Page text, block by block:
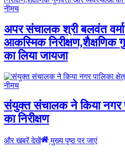
नीमच
अपर संचालक श्री बलवंत वर्मा
आकस्मिक निरीक्षण,शैक्षणिक
का लिया जायजा
नीमच
संयुक्त संचालक ने किया नगर
का निरीक्षण
और खबरें देखें मुख्य पृष्ठ पर जाएं